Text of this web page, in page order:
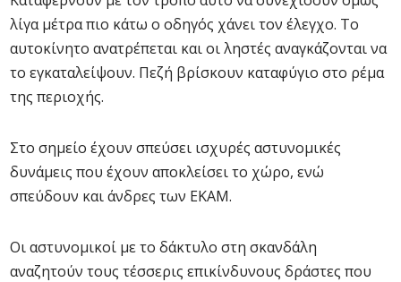
λίγα μέτρα πιο κάτω ο οδηγός χάνει τον έλεγχο. Το
αυτοκίνητο ανατρέπεται και οι ληστές αναγκάζονται να
το εγκαταλείψουν. Πεζή βρίσκουν καταφύγιο στο ρέμα
της περιοχής.
Στο σημείο έχουν σπεύσει ισχυρές αστυνομικές
δυνάμεις που έχουν αποκλείσει το χώρο, ενώ
σπεύδουν και άνδρες των ΕΚΑΜ.
Οι αστυνομικοί με το δάκτυλο στη σκανδάλη
αναζητούν τους τέσσερις επικίνδυνους δράστες που